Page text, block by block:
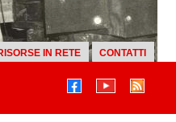
IN RETE CONTATTI